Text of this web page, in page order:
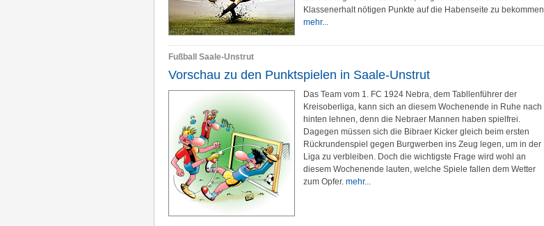
Klassenerhalt nötigen Punkte auf die Habenseite zu bekommen.
mehr...
Fußball Saale-Unstrut
Vorschau zu den Punktspielen in Saale-Unstrut
Das Team vom 1. FC 1924 Nebra, dem Tabllenführer der
Kreisoberliga, kann sich an diesem Wochenende in Ruhe nach
hinten lehnen, denn die Nebraer Mannen haben spielfrei.
Dagegen müssen sich die Bibraer Kicker gleich beim ersten
Rückrundenspiel gegen Burgwerben ins Zeug legen, um in der
Liga zu verbleiben. Doch die wichtigste Frage wird wohl an
diesem Wochenende lauten, welche Spiele fallen dem Wetter
zum Opfer. mehr...